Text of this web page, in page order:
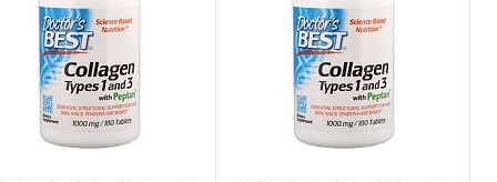
избранное
Недоступно
тропик
В избранное
Недоступно
яблоко лимон-лайм
голубика натуральный